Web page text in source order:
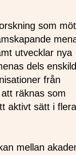
som
utvecklar nya
dels
från
räknas som
aktivt sätt i flera
mellan